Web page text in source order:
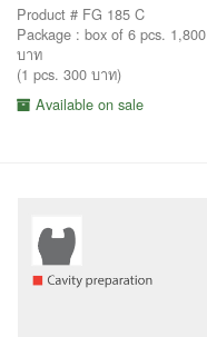
Product # FG 185 C
Package : box of 6 pcs. 1,800
บาท
(1 pcs. 300 บาท)
Available on sale